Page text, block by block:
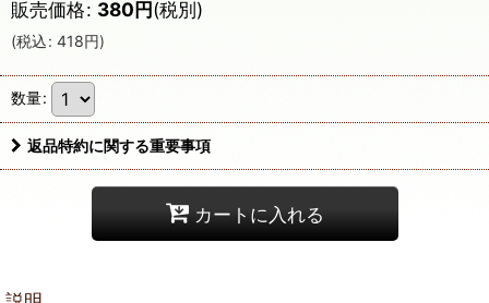
販売価格: 380円(税別)
(税込: 418円)
数量:
返品特約に関する重要事項
カートに入れる